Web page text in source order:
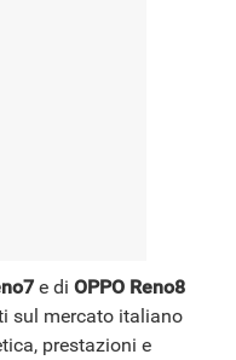
e di OPPO Reno8
sul mercato italiano
prestazioni e